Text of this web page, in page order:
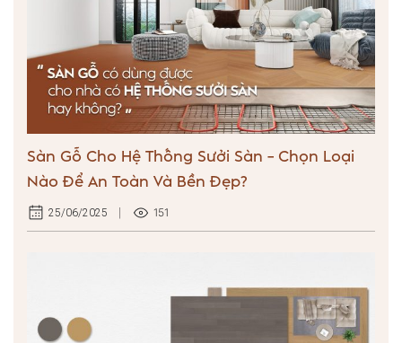
Sàn Gỗ Cho Hệ Thống Sưởi Sàn – Chọn Loại
Nào Để An Toàn Và Bền Đẹp?
25/06/2025 151